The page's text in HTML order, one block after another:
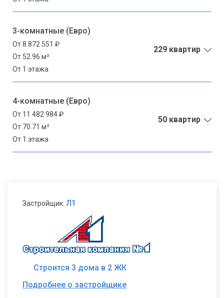
3-комнатные (Евро)
От 8 872 551 ₽
От 52.96 м²
От 1 этажа
229 квартир
4-комнатные (Евро)
От 11 482 984 ₽
От 70.71 м²
От 1 этажа
50 квартир
Застройщик: Л1
Строится 3 дома в 2 ЖК
Подробнее о застройщике